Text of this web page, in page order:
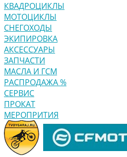
КВАДРОЦИКЛЫ
МОТОЦИКЛЫ
СНЕГОХОДЫ
ЭКИПИРОВКА
АКСЕССУАРЫ
ЗАПЧАСТИ
МАСЛА И ГСМ
РАСПРОДАЖА %
СЕРВИС
ПРОКАТ
МЕРОПРИТИЯ